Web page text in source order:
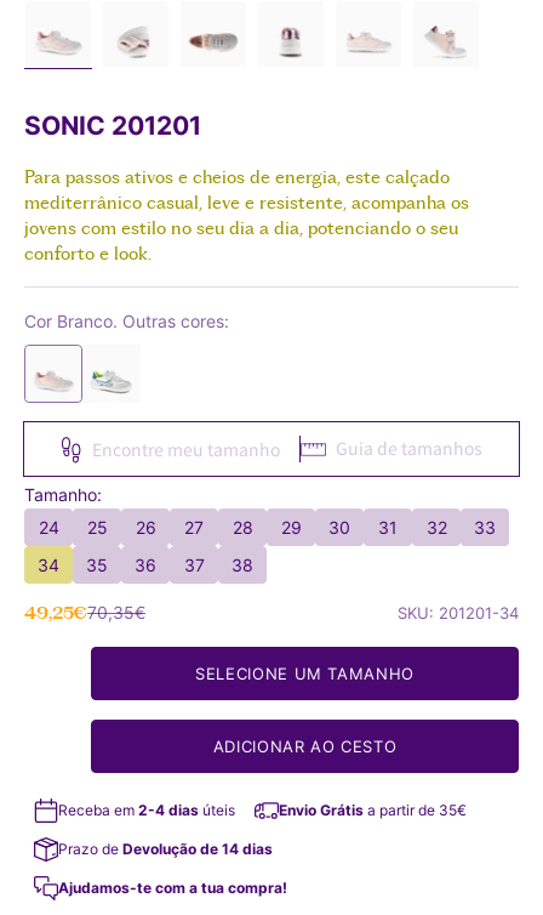
SONIC 201201
Para passos ativos e cheios de energia, este calçado
mediterrânico casual, leve e resistente, acompanha os
jovens com estilo no seu dia a dia, potenciando o seu
conforto e look.
Cor Branco. Outras cores:
Encontre meu tamanho Guia de tamanhos
Tamanho:
24
25 26 27 28 29 30 31 32
33
34
35 36 37 38
Preço de oferta
49,25€Preço normal
70,35€ SKU: 201201-34
SELECIONE UM TAMANHO
ADICIONAR AO CESTO
Receba em 2-4 dias úteis Envio Grátis a partir de 35€
Prazo de Devolução de 14 dias
Ajudamos-te com a tua compra!